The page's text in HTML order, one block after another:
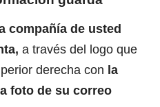
compañía de usted
a través del logo que
derecha con la
foto de su correo